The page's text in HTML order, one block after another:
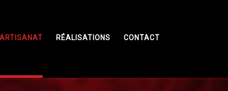
RÉALISATIONS CONTACT